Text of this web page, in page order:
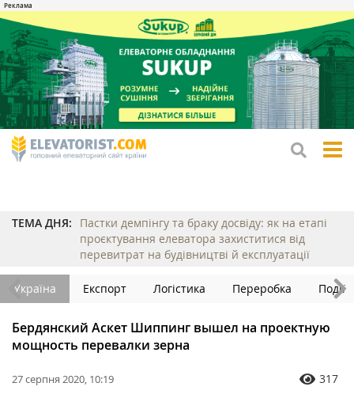
ТЕМА ДНЯ:
Пастки демпінгу та браку досвіду: як на етапі
проєктування елеватора захиститися від
перевитрат на будівництві й експлуатації
Україна Експорт Логістика Переробка Події
Бердянский Аскет Шиппинг вышел на проектную
мощность перевалки зерна
27 серпня 2020, 10:19 317